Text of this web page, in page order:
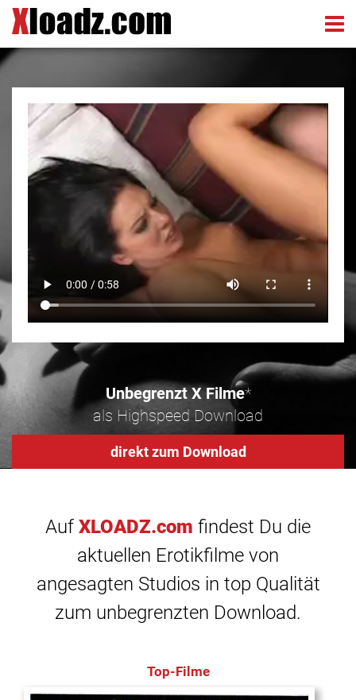
Unbegrenzt X Filme*
als Highspeed Download
direkt zum Download
Auf XLOADZ.com findest Du die
aktuellen Erotikfilme von
angesagten Studios in top Qualität
zum unbegrenzten Download.
Top-Filme